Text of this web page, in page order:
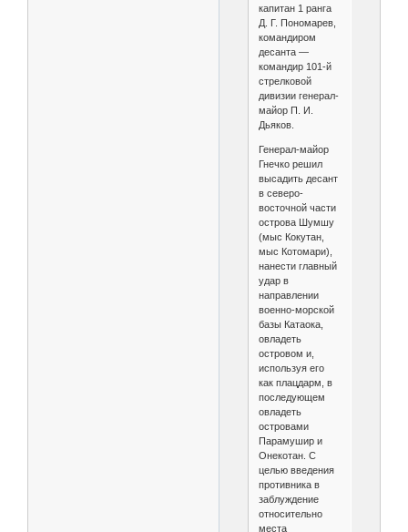
капитан 1 ранга
Д. Г. Пономарев,
командиром
десанта —
командир 101-й
стрелковой
дивизии генерал-
майор П. И.
Дьяков.
Генерал-майор
Гнечко решил
высадить десант
в северо-
восточной части
острова Шумшу
(мыс Кокутан,
мыс Котомари),
нанести главный
удар в
направлении
военно-морской
базы Катаока,
овладеть
островом и,
используя его
как плацдарм, в
последующем
овладеть
островами
Парамушир и
Онекотан. С
целью введения
противника в
заблуждение
относительно
места